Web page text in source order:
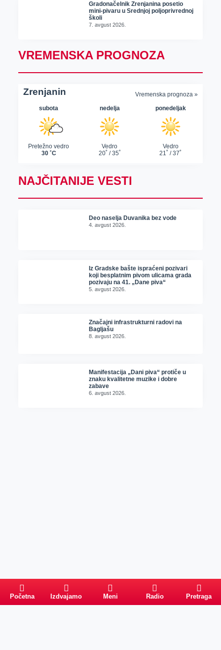
Gradonačelnik Zrenjanina posetio
mini-pivaru u Srednjoj poljoprivrednoj
školi
7. avgust 2026.
VREMENSKA PROGNOZA
NAJČITANIJE VESTI
Deo naselja Duvanika bez vode
4. avgust 2026.
Iz Gradske bašte ispraćeni pozivari
koji besplatnim pivom ulicama grada
pozivaju na 41. „Dane piva“
5. avgust 2026.
Značajni infrastrukturni radovi na
Bagljašu
8. avgust 2026.
Manifestacija „Dani piva“ protiče u
znaku kvalitetne muzike i dobre
zabave
6. avgust 2026.
Početna Izdvajamo Meni Radio Pretraga